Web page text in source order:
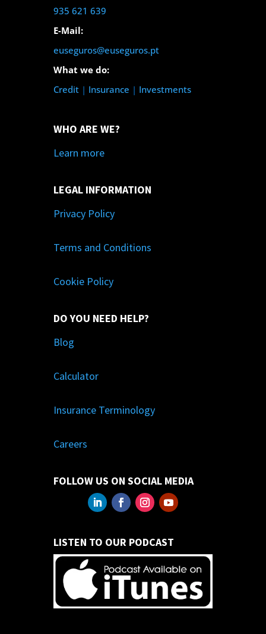
935 621 639
E-Mail:
euseguros@euseguros.pt
What we do:
Credit| Insurance | Investments
WHO ARE WE?
Learn more
LEGAL INFORMATION
Privacy Policy
Terms and Conditions
Cookie Policy
DO YOU NEED HELP?
Blog
Calculator
Insurance Terminology
Careers
FOLLOW US ON SOCIAL MEDIA
LISTEN TO OUR PODCAST